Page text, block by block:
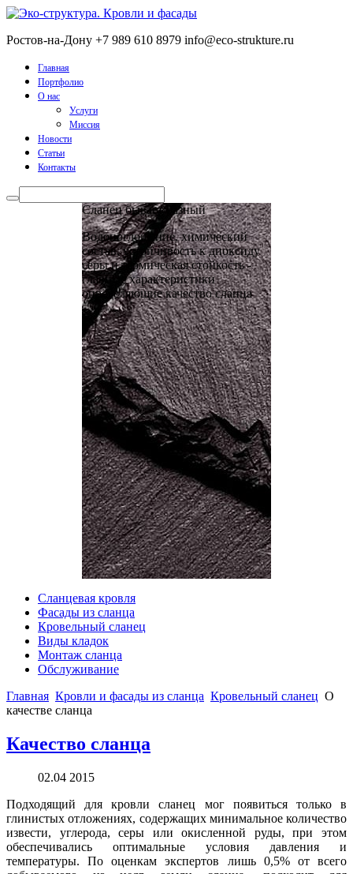
Ростов-на-Дону +7 989 610 8979 info@eco-strukture.ru
Главная
Портфолио
О нас
Услуги
Миссия
Новости
Статьи
Контакты
Сланец бывает разный
Водопоглощение, химический
состав, устойчивость к диоксиду
серы и термическая стойкость -
главные характеристики
определяющие качество сланца
Сланцевая кровля
Фасады из сланца
Кровельный сланец
Виды кладок
Монтаж сланца
Обслуживание
Главная Кровли и фасады из сланца Кровельный сланец О
качестве сланца
Качество сланца
02.04 2015
Подходящий для кровли сланец мог появиться только в
глинистых отложениях, содержащих минимальное количество
извести, углерода, серы или окисленной руды, при этом
обеспечивались оптимальные условия давления и
температуры. По оценкам экспертов лишь 0,5% от всего